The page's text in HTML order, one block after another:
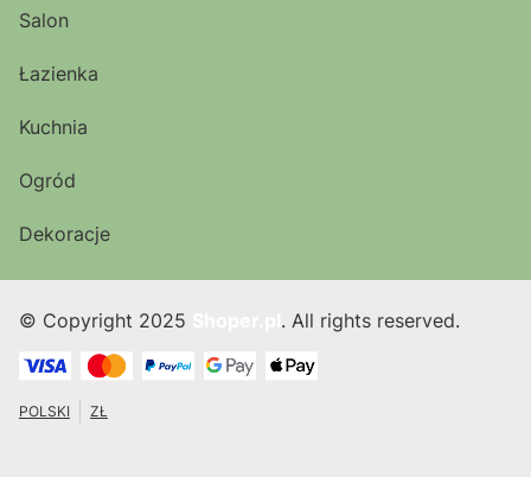
Salon
Łazienka
Kuchnia
Ogród
Dekoracje
© Copyright 2025 . All rights reserved.
POLSKI ZŁ